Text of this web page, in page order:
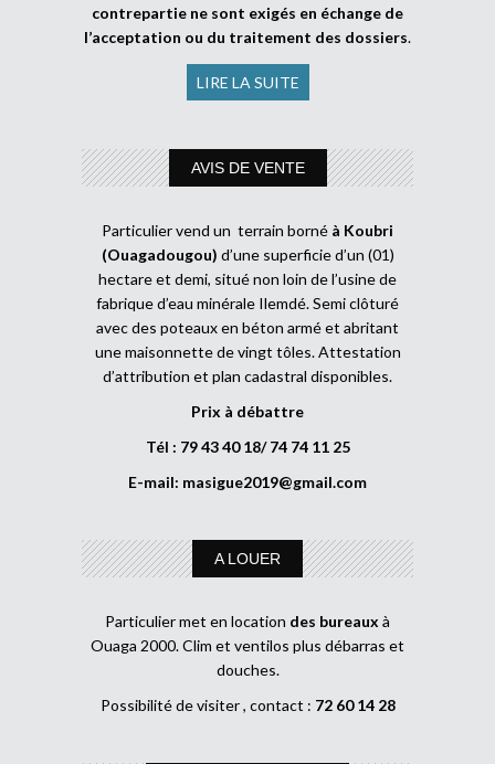
contrepartie ne sont exigés en échange de
l’acceptation ou du traitement des dossiers.
LIRE LA SUITE
AVIS DE VENTE
Particulier vend un terrain borné à Koubri
(Ouagadougou) d’une superficie d’un (01)
hectare et demi, situé non loin de l’usine de
fabrique d’eau minérale Ilemdé. Semi clôturé
avec des poteaux en béton armé et abritant
une maisonnette de vingt tôles. Attestation
d’attribution et plan cadastral disponibles.
Prix à débattre
Tél : 79 43 40 18/ 74 74 11 25
E-mail: masigue2019@gmail.com
A LOUER
Particulier met en location des bureaux à
Ouaga 2000. Clim et ventilos plus débarras et
douches.
Possibilité de visiter , contact : 72 60 14 28